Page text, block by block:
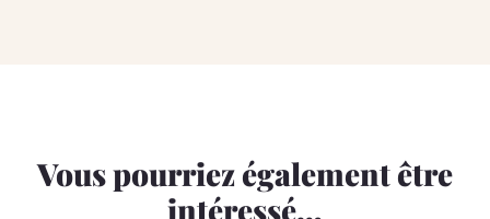
Vous pourriez également être
intéressé…